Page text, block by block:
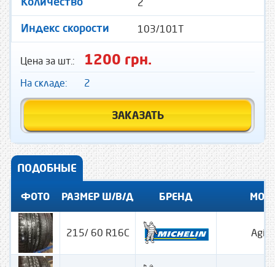
2
Индекс скорости 103/101T
Цена за шт.: 1200 грн.
На складе: 2
ЗАКАЗАТЬ
ПОДОБНЫЕ
ФОТО РАЗМЕР Ш/В/Д БРЕНД
215/ 60 R16C